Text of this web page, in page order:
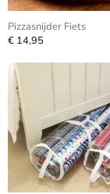
Pizzasnijder Fiets
€ 14,95